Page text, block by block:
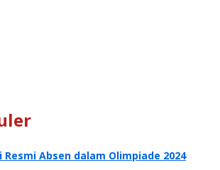
Resmi Absen dalam Olimpiade 2024